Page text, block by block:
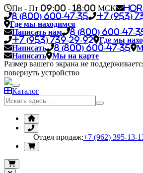
Пн - Пт 09:00 - 18:00 МСК
8 (800) 600-47-35
+7 (953)
Где мы находимся
Написать нам
8 (800) 600-47-
+7 (953) 739-29-92
Где мы
Написать
8 (800) 600-47-35
Написать
Мы на карте
Размер вашего экрана не
повернуть устройство
Каталог
Отдел продаж:+7 (962) 395-13-